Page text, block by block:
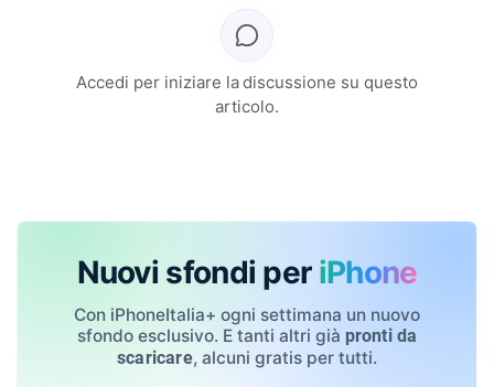
Accedi per iniziare la discussione su questo
articolo.
Nuovi sfondi per iPhone
Con iPhoneItalia+ ogni settimana un nuovo
sfondo esclusivo. E tanti altri già pronti da
scaricare, alcuni gratis per tutti.